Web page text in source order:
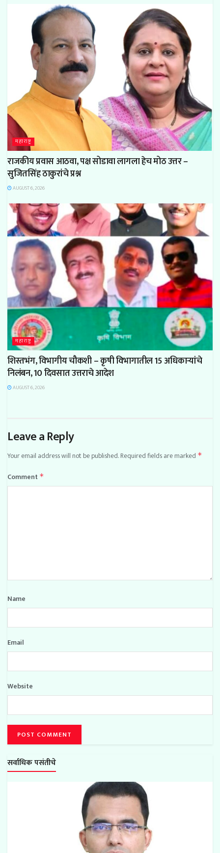
महाराष्ट्र
राजकीय प्रवास आठवा, पक्ष सोडावा लागला हेच मोठ उत्तर –
सुजितसिंह ठाकुरांचे प्रश्न
AUGUST 6, 2026
महाराष्ट्र
शिस्तभंग, विभागीय चौकशी – कृषी विभागातील 15 अधिकाऱ्यांचे
निलंबन, 10 दिवसात उत्तराचे आदेश
AUGUST 6, 2026
Leave a Reply
Your email address will not be published.Required fields are marked *
Comment *
Name
Email
Website
सर्वाधिक पसंतीचे